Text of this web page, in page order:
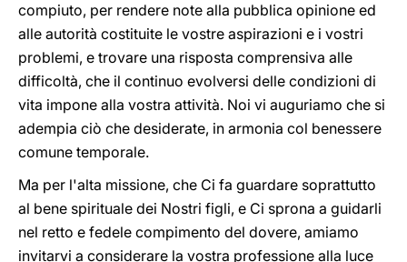
compiuto, per rendere note alla pubblica opinione ed
alle autorità costituite le vostre aspirazioni e i vostri
problemi, e trovare una risposta comprensiva alle
difficoltà, che il continuo evolversi delle condizioni di
vita impone alla vostra attività. Noi vi auguriamo che si
adempia ciò che desiderate, in armonia col benessere
comune temporale.
Ma per l'alta missione, che Ci fa guardare soprattutto
al bene spirituale dei Nostri figli, e Ci sprona a guidarli
nel retto e fedele compimento del dovere, amiamo
invitarvi a considerare la vostra professione alla luce